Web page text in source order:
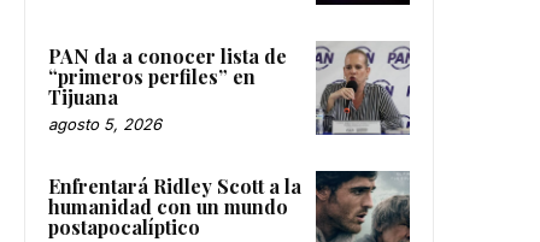
PAN da a conocer lista de
“primeros perfiles” en
Tijuana
agosto 5, 2026
Enfrentará Ridley Scott a la
humanidad con un mundo
postapocalíptico